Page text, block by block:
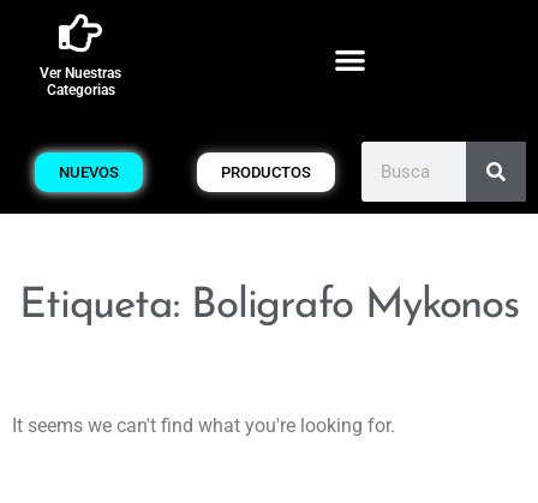
Ver Nuestras
Categorias
NUEVOS PRODUCTOS
Etiqueta: Boligrafo Mykonos
It seems we can't find what you're looking for.